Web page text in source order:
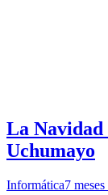
La Navidad
Uchumayo
Informática7